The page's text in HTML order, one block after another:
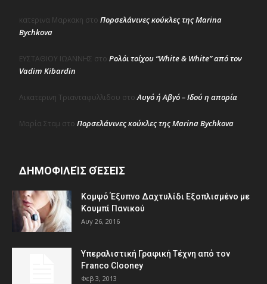
κατερινα Μαρκακη στο Πορσελάνινες κούκλες της Marina
Bychkova
ΕΥΣΤΑΘΙΟΥ ΙΩΑΝΝΗΣ στο Ρολόι τοίχου “White & White” από τον
Vadim Kibardin
Αικατερινη Τριανταφυλλιδου στοΑυγό ή Αβγό – Ιδού η απορία
Μαρία Σταμ στο Πορσελάνινες κούκλες της Marina Bychkova
ΔΗΜΟΦΙΛΕΊΣ ΘΈΣΕΙΣ
Κομψό Έξυπνο Δαχτυλίδι Εξοπλισμένο με
Κουμπί Πανικού
Αυγ 26, 2016
Υπεραλιστική Γραφική Τέχνη από τον
Franco Clooney
Φεβ 3, 2013